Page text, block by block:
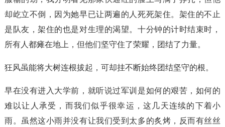
却屹立不倒，因为她早已让两遍的人死死架住。架住的不止
是队友，架住的也是对生理的渴望。十分钟的计时结束时，
所有人都瘫在地上，但他们坚守住了荣耀，团结了力量。
狂风虽能将大树连根拔起，可却挂不断始终团结坚守的根。
早在没有进入大学前，就听说过军训是如何的艰苦，如何的
难以让人承受，而我们似乎很幸运，这几天连续的下着小
雨。虽然这小雨并没有让我们受到太多的炙烤，反而有丝丝